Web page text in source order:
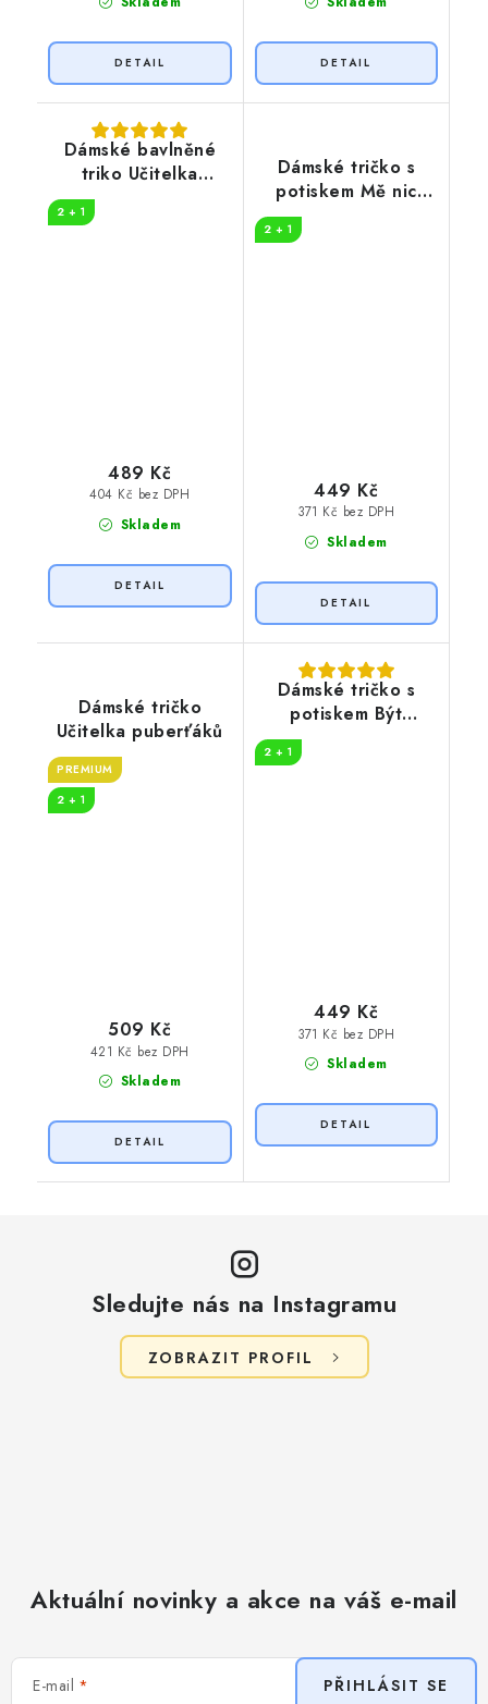
Dámské bavlněné
triko Učitelka
2 + 1
Skladem
404 Kč bez DPH
489 Kč
Dámské tričko s
potiskem Mě nic
nevyděsí, jsem
2 + 1
Skladem
371 Kč bez DPH
449 Kč
Dámské tričko
Učitelka puberťáků
PREMIUM
2 + 1
Skladem
421 Kč bez DPH
509 Kč
Dámské tričko s
potiskem Být
2 + 1
Skladem
371 Kč bez DPH
449 Kč
Sledujte nás na Instagramu
ZOBRAZIT PROFIL
Aktuální novinky a akce na váš e-mail
E-mail PŘIHLÁSIT SE